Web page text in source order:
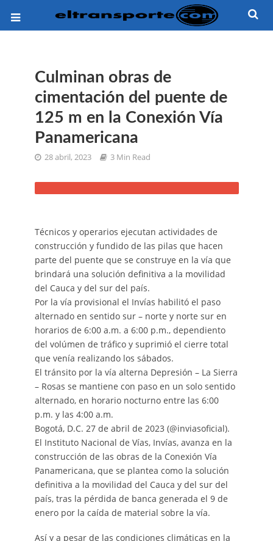
Culminan obras de
cimentación del puente de
125 m en la Conexión Vía
Panamericana
28 abril, 2023 3 Min Read
Técnicos y operarios ejecutan actividades de
construcción y fundido de las pilas que hacen
parte del puente que se construye en la vía que
brindará una solución definitiva a la movilidad
del Cauca y del sur del país.
Por la vía provisional el Invías habilitó el paso
alternado en sentido sur – norte y norte sur en
horarios de 6:00 a.m. a 6:00 p.m., dependiento
del volúmen de tráfico y suprimió el cierre total
que venía realizando los sábados.
El tránsito por la vía alterna Depresión – La Sierra
– Rosas se mantiene con paso en un solo sentido
alternado, en horario nocturno entre las 6:00
p.m. y las 4:00 a.m.
Bogotá, D.C. 27 de abril de 2023 (@inviasoficial).
El Instituto Nacional de Vías, Invías, avanza en la
construcción de las obras de la Conexión Vía
Panamericana, que se plantea como la solución
definitiva a la movilidad del Cauca y del sur del
país, tras la pérdida de banca generada el 9 de
enero por la caída de material sobre la vía.
Así y a pesar de las condiciones climáticas en la